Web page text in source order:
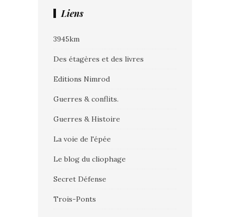
Liens
3945km
Des étagères et des livres
Editions Nimrod
Guerres & conflits.
Guerres & Histoire
La voie de l'épée
Le blog du cliophage
Secret Défense
Trois-Ponts